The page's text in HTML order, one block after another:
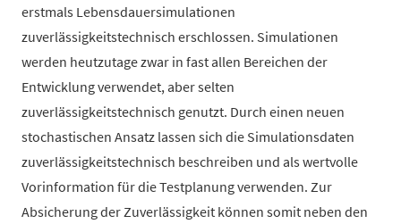
erstmals Lebensdauersimulationen
zuverlässigkeitstechnisch erschlossen. Simulationen
werden heutzutage zwar in fast allen Bereichen der
Entwicklung verwendet, aber selten
zuverlässigkeitstechnisch genutzt. Durch einen neuen
stochastischen Ansatz lassen sich die Simulationsdaten
zuverlässigkeitstechnisch beschreiben und als wertvolle
Vorinformation für die Testplanung verwenden. Zur
Absicherung der Zuverlässigkeit können somit neben den